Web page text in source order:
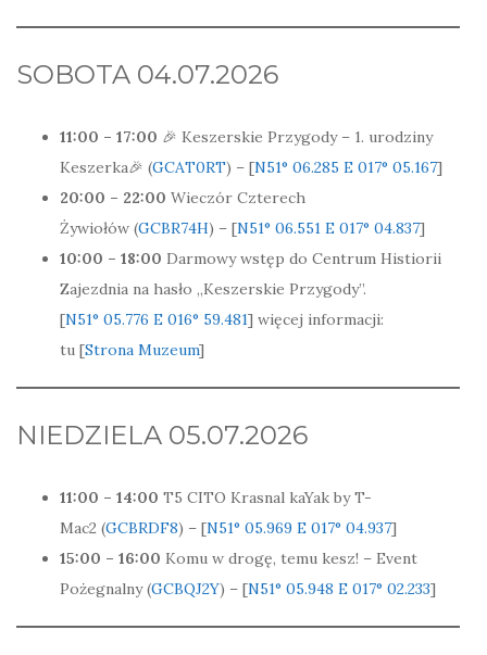
SOBOTA 04.07.2026
11:00 – 17:00 🎉 Keszerskie Przygody – 1. urodziny
Keszerka🎉 (GCAT0RT) – [N51° 06.285 E 017° 05.167]
20:00 – 22:00 Wieczór Czterech
Żywiołów (GCBR74H) – [N51° 06.551 E 017° 04.837]
10:00 – 18:00 Darmowy wstęp do Centrum Histiorii
Zajezdnia na hasło „Keszerskie Przygody”.
[N51° 05.776 E 016° 59.481] więcej informacji:
tu [Strona Muzeum]
NIEDZIELA 05.07.2026
11:00 – 14:00 T5 CITO Krasnal kaYak by T-
Mac2 (GCBRDF8) – [N51° 05.969 E 017° 04.937]
15:00 – 16:00 Komu w drogę, temu kesz! – Event
Pożegnalny (GCBQJ2Y) – [N51° 05.948 E 017° 02.233]